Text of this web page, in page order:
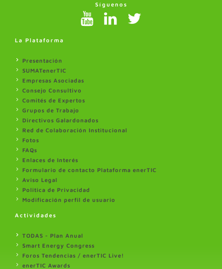
Síguenos
La Plataforma
Presentación
SUMATenerTIC
Empresas Asociadas
Consejo Consultivo
Comités de Expertos
Grupos de Trabajo
Directivos Galardonados
Red de Colaboración Institucional
Fotos
FAQs
Enlaces de Interés
Formulario de contacto Plataforma enerTIC
Aviso Legal
Politica de Privacidad
Modificación perfil de usuario
Actividades
TODAS - Plan Anual
Smart Energy Congress
Foros Tendencias / enerTIC Live!
enerTIC Awards